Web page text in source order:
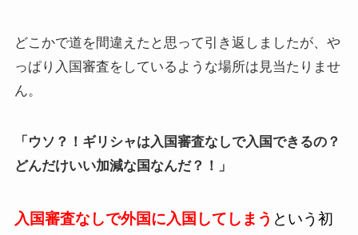
どこかで道を間違えたと思って引き返しましたが、や
っぱり入国審査をしているような場所は見当たりませ
ん。
「ウソ？！ギリシャは入国審査なしで入国できるの？
どんだけいい加減な国なんだ？！」
入国審査なしで外国に入国してしまう という初